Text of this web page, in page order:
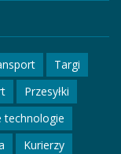
Targi
Przesyłki
technologie
Kurierzy